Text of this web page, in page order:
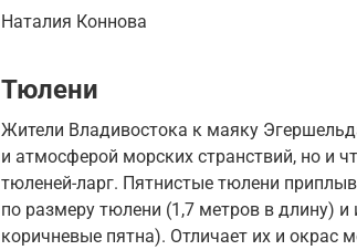
Наталия Коннова
Тюлени
Жители Владивостока к маяку
и атмосферой морских странствий, но и
тюленей-ларг. Пятнистые тюлени
по размеру тюлени (1,7 метров в длину)
коричневые пятна). Отличает их и окрас